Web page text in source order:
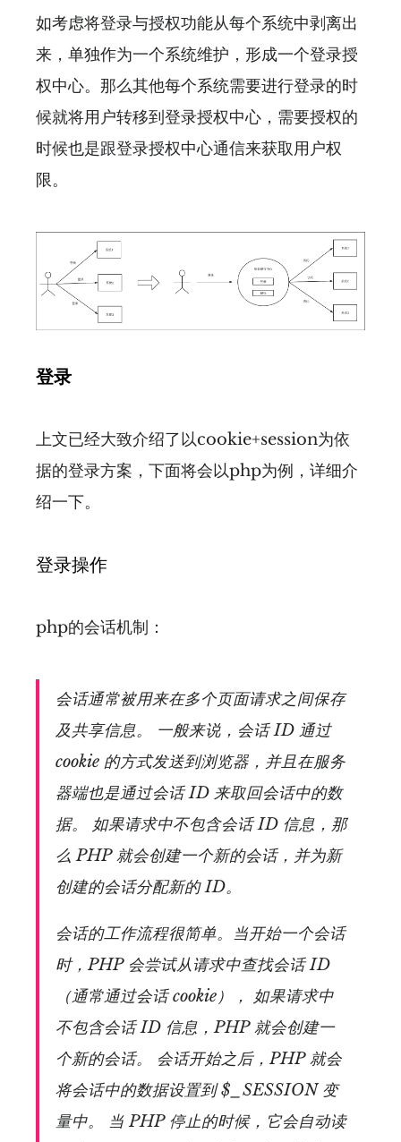
如考虑将登录与授权功能从每个系统中剥离出
来，单独作为一个系统维护，形成一个登录授
权中心。那么其他每个系统需要进行登录的时
候就将用户转移到登录授权中心，需要授权的
时候也是跟登录授权中心通信来获取用户权
限。
登录
上文已经大致介绍了以cookie+session为依
据的登录方案，下面将会以php为例，详细介
绍一下。
登录操作
php的会话机制：
会话通常被用来在多个页面请求之间保存
及共享信息。 一般来说，会话 ID 通过
cookie 的方式发送到浏览器，并且在服务
器端也是通过会话 ID 来取回会话中的数
据。 如果请求中不包含会话 ID 信息，那
么 PHP 就会创建一个新的会话，并为新
创建的会话分配新的 ID。
会话的工作流程很简单。当开始一个会话
时，PHP 会尝试从请求中查找会话 ID
（通常通过会话 cookie）， 如果请求中
不包含会话 ID 信息，PHP 就会创建一
个新的会话。 会话开始之后，PHP 就会
将会话中的数据设置到 $_SESSION 变
量中。 当 PHP 停止的时候，它会自动读